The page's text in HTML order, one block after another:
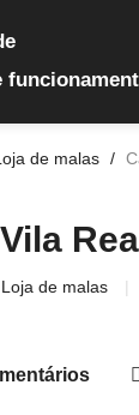
de malas
Loja de malas